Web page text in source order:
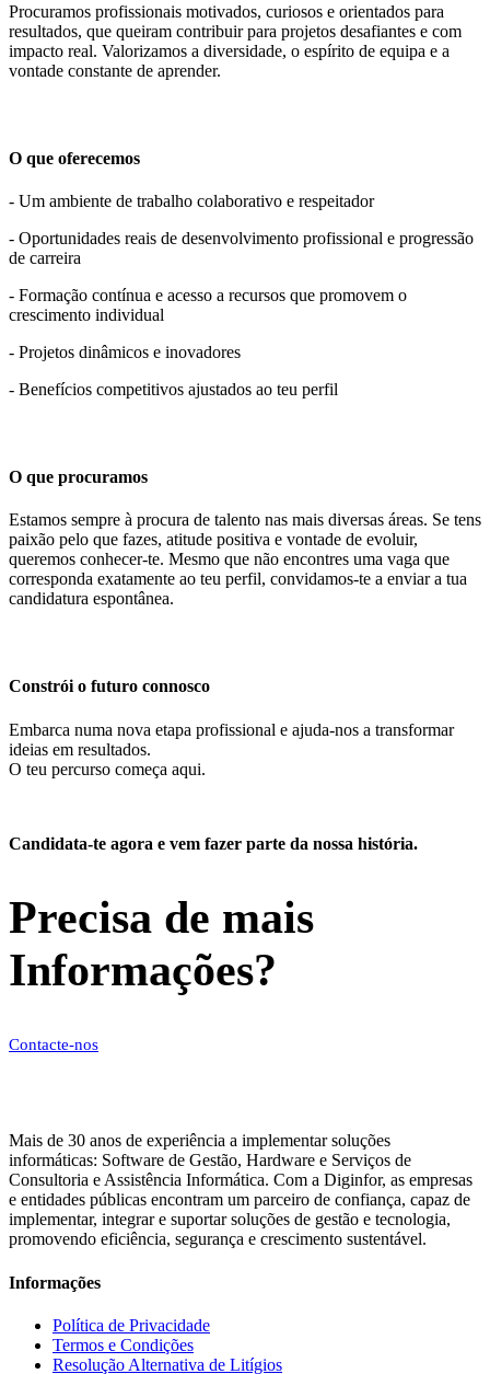
Procuramos profissionais motivados, curiosos e orientados para
resultados, que queiram contribuir para projetos desafiantes e com
impacto real. Valorizamos a diversidade, o espírito de equipa e a
vontade constante de aprender.
O que oferecemos
- Um ambiente de trabalho colaborativo e respeitador
- Oportunidades reais de desenvolvimento profissional e progressão
de carreira
- Formação contínua e acesso a recursos que promovem o
crescimento individual
- Projetos dinâmicos e inovadores
- Benefícios competitivos ajustados ao teu perfil
O que procuramos
Estamos sempre à procura de talento nas mais diversas áreas. Se tens
paixão pelo que fazes, atitude positiva e vontade de evoluir,
queremos conhecer-te. Mesmo que não encontres uma vaga que
corresponda exatamente ao teu perfil, convidamos-te a enviar a tua
candidatura espontânea.
Constrói o futuro connosco
Embarca numa nova etapa profissional e ajuda-nos a transformar
ideias em resultados.
O teu percurso começa aqui.
Candidata-te agora e vem fazer parte da nossa história.
Precisa de mais
Informações?
Contacte-nos
Mais de 30 anos de experiência a implementar soluções
informáticas: Software de Gestão, Hardware e Serviços de
Consultoria e Assistência Informática. Com a Diginfor, as empresas
e entidades públicas encontram um parceiro de confiança, capaz de
implementar, integrar e suportar soluções de gestão e tecnologia,
promovendo eficiência, segurança e crescimento sustentável.
Informações
Política de Privacidade
Termos e Condições
Resolução Alternativa de Litígios